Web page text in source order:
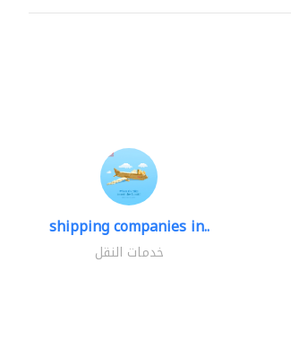
shipping companies in..
خدمات النقل